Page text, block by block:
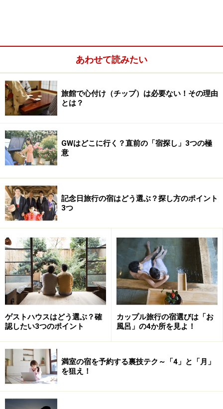
そうです。それらの皆さんは一人ではないのです。とな
トリとした雰囲気であることが想像できます。でも、一
人だって温泉にゆっくり浸かりたい！ そんな温泉好きに
は、湯治系の宿がオススメです。湯治とは、温泉宿に長
期滞在をして療養すること。長年にわたり温泉を目的に
する客を受け入れてきた宿は一人旅にうってつけです。
例えば、コシヒカリで有名な新潟県魚沼地区の山里にた
たずむ宿「宝巌堂（ほうがんどう）」は「一人旅」歓迎
の宿。宿がある「栃尾又（とちおまた）温泉」は、古来
より子宝の湯として知られ、源泉37度の「ぬる湯」に長
時間入るのが魅力。浴場には一人客が多いこと。湯船の
なかで本を読んだり瞑想したり。大きな声で話す人など
あわせて読みたい
旅館で心付け（チップ）は必要ない！その理由
とは？
GWはどこに行く？直前の「宿探し」3つの極
意
記念日旅行の宿はどう選ぶ？探し方のポイント
3つ
ゲストハウスはどう選ぶ？確
認したい3つのポイント
カップル旅行の宿選びは「お
風呂」の4か所を見よ！
満室の宿を予約する裏技テク～「4」と「月」
を狙え！